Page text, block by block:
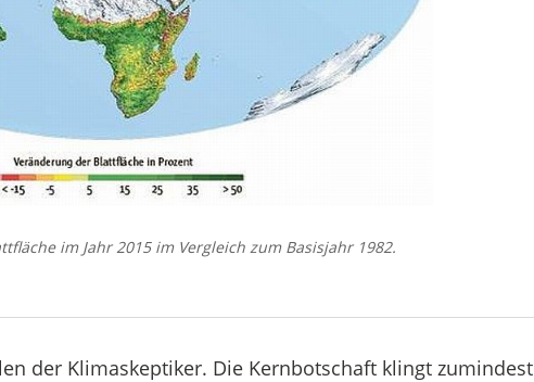
im Jahr 2015 im Vergleich zum Basisjahr 1982.
der Klimaskeptiker. Die Kernbotschaft klingt zumindest